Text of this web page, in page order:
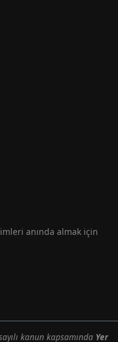
anında almak için
kanun kapsamında Yer